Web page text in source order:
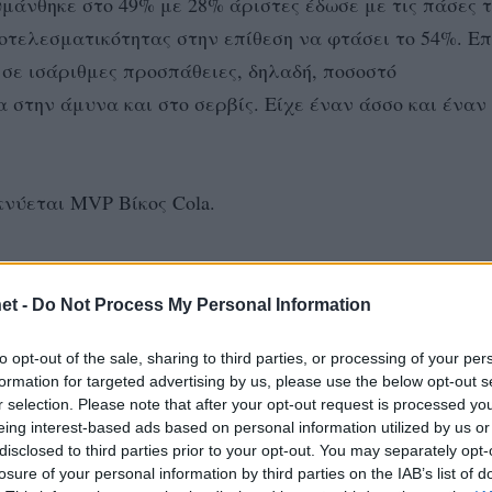
- Do Not Process My Personal Information
opt-out of the sale, sharing to third parties, or processing of your
for targeted advertising by us, please use the below opt-out
selection. Please note that after your opt-out request is processed
interest-based ads based on personal information utilized by us
to third parties prior to your opt-out. You may separately
of your personal information by third parties on the IAB’s list of
στην επίθεση να φτάσει το 54%.
ισάριθμες προσπάθειες, δηλαδή, ποσοστό
άμυνα και στο σερβίς. Είχε έναν άσσο και έναν
MVP Βίκος Cola.
22 που λαμβάνει διάκριση Βίκος Cola μετά τον
στην 5η αγωνιστική και τον Αρτούρ Ούντρις την
του ΠΑΟΚ από την καθιέρωση του θεσμού το 1998.
τιμή μου να είμαι ο MVP. Θέλω να ευχαριστήσω